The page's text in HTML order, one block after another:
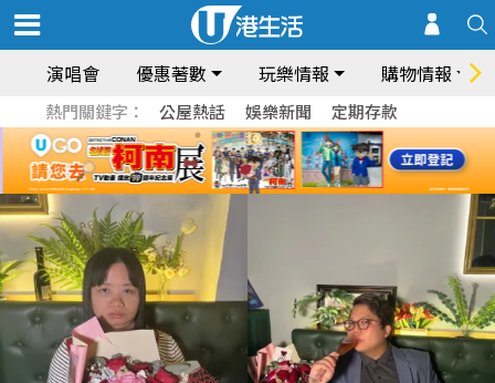
演唱會 優惠著數 玩樂情報 購物情報
熱門關鍵字： 公屋熱話 娛樂新聞 定期存款